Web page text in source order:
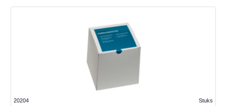
Stuks
20204